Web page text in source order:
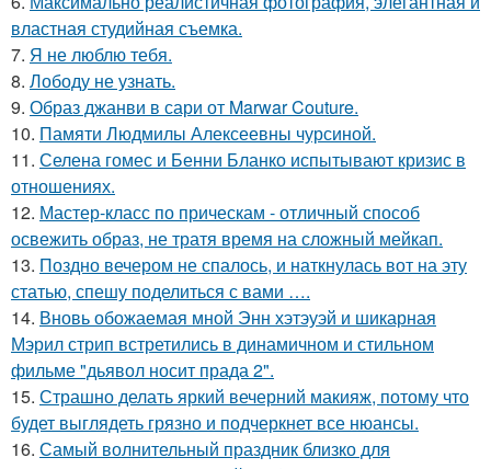
властная студийная съемка.
7. Я не люблю тебя.
8. Лободу не узнать.
9. Образ джанви в сари от Marwar Couture.
10. Памяти Людмилы Алексеевны чурсиной.
11. Селена гомес и Бенни Бланко испытывают кризис в
отношениях.
12. Мастер-класс по прическам - отличный способ
освежить образ, не тратя время на сложный мейкап.
13. Поздно вечером не спалось, и наткнулась вот на эту
статью, спешу поделиться с вами ….
14. Вновь обожаемая мной Энн хэтэуэй и шикарная
Мэрил стрип встретились в динамичном и стильном
фильме "дьявол носит прада 2".
15. Страшно делать яркий вечерний макияж, потому что
будет выглядеть грязно и подчеркнет все нюансы.
16. Самый волнительный праздник близко для